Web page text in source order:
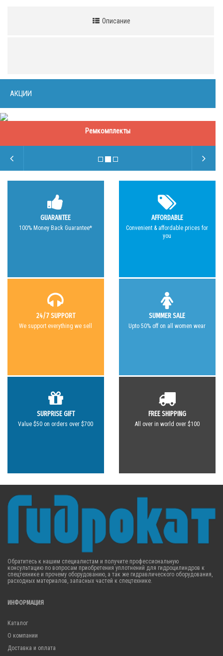
Описание
АКЦИИ
Ремкомплекты
GUARANTEE
100% Money Back Guarantee*
AFFORDABLE
Convenient & affordable prices for
you
24/7 SUPPORT
We support everything we sell
SUMMER SALE
Upto 50% off on all women wear
SURPRISE GIFT
Value $50 on orders over $700
FREE SHIPPING
All over in world over $100
Обратитесь к нашим специалистам и получите профессиональную
консультацию по вопросам приобретения уплотнений для гидроцилиндров к
спецтехнике и прочему оборудованию, а так же гидравлического оборудования,
расходных материалов, запасных частей к спецтехнике.
ИНФОРМАЦИЯ
Каталог
О компании
Доставка и оплата